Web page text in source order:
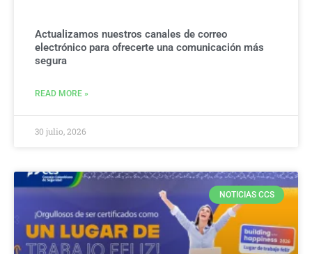
Actualizamos nuestros canales de correo
electrónico para ofrecerte una comunicación más
segura
READ MORE »
30 julio, 2026
NOTICIAS CCS